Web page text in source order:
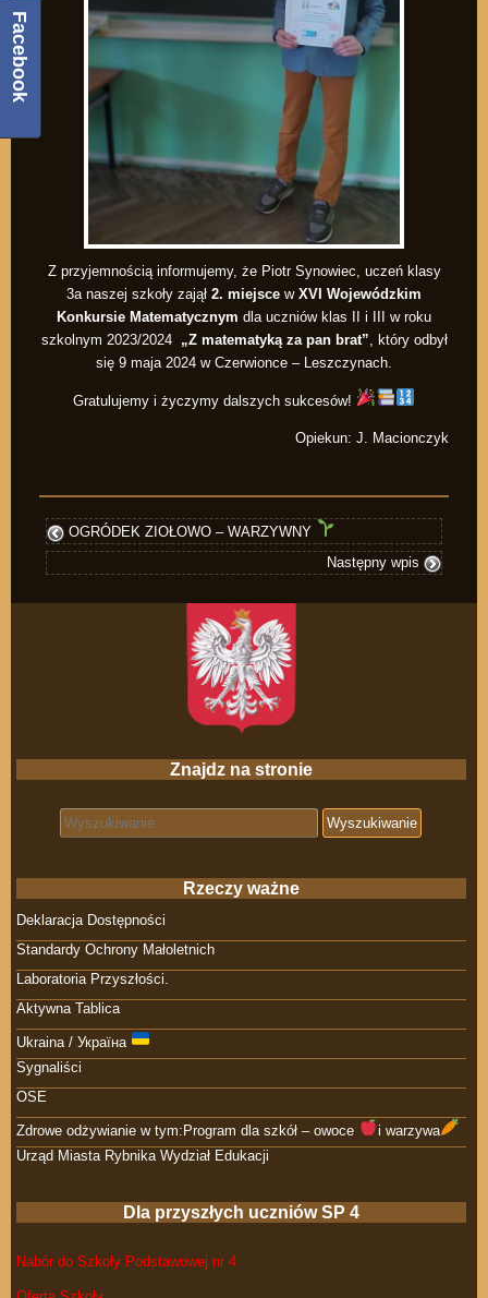
Z przyjemnością informujemy, że Piotr Synowiec, uczeń klasy
3a naszej szkoły zajął 2. miejsce w XVI Wojewódzkim
Konkursie Matematycznym dla uczniów klas II i III w roku
szkolnym 2023/2024 „Z matematyką za pan brat” , który odbył
się 9 maja 2024 w Czerwionce – Leszczynach.
Gratulujemy i życzymy dalszych sukcesów!
Opiekun: J. Macionczyk
OGRÓDEK ZIOŁOWO – WARZYWNY
Następny wpis
Znajdz na stronie
Search for:
Rzeczy ważne
Deklaracja Dostępności
Standardy Ochrony Małoletnich
Laboratoria Przyszłości.
Aktywna Tablica
Ukraina / Україна
Sygnaliści
OSE
Zdrowe odżywianie w tym:Program dla szkół – owoce
i warzywa
Urząd Miasta Rybnika Wydział Edukacji
Dla przyszłych uczniów SP 4
Nabór do Szkoły Podstawowej nr 4
Facebook